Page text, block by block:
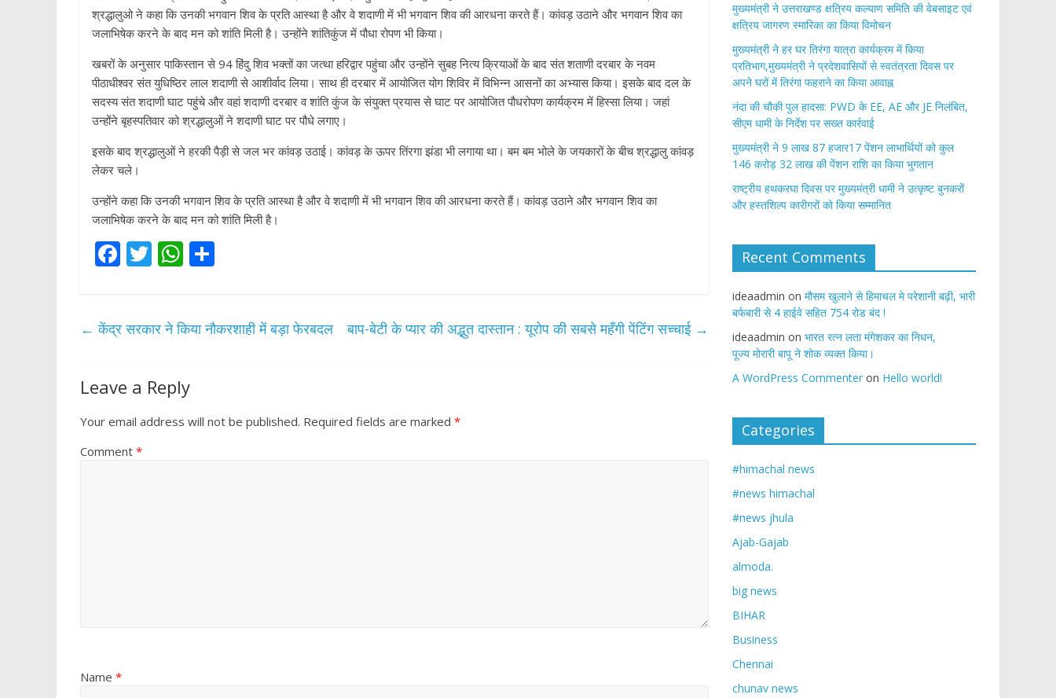
श्रद्धालुओ ने कहा कि उनकी भगवान शिव के प्रति आस्था है और वे शदाणी में भी भगवान शिव की आरधना करते हैं। कांवड़ उठाने और भगवान शिव का
जलाभिषेक करने के बाद मन को शांति मिली है। उन्होंने शांतिकुंज में पौधा रोपण भी किया।
खबरों के अनुसार पाकिस्तान से 94 हिंदु शिव भक्तों का जत्था हरिद्वार पहुंचा और उन्होंने सुबह नित्य क्रियाओं के बाद संत शताणी दरबार के नवम
पीठाधीश्वर संत युधिष्ठिर लाल शदाणी से आशीर्वाद लिया। साथ ही दरबार में आयोजित योग शिविर में विभिन्न आसनों का अभ्यास किया। इसके बाद दल के
सदस्य संत शदाणी घाट पहुंचे और वहां शदाणी दरबार व शांति कुंज के संयुक्त प्रयास से घाट पर आयोजित पौधरोपण कार्यक्रम में हिस्सा लिया। जहां
उन्होंने बृहस्पतिवार को श्रद्धालुओं ने शदाणी घाट पर पौधे लगाए।
इसके बाद श्रद्धालुओं ने हरकी पैड़ी से जल भर कांवड़ उठाई। कांवड़ के ऊपर तिंरगा झंडा भी लगाया था। बम बम भोले के जयकारों के बीच श्रद्धालु कांवड़
लेकर चले।
उन्होंने कहा कि उनकी भगवान शिव के प्रति आस्था है और वे शदाणी में भी भगवान शिव की आरधना करते हैं। कांवड़ उठाने और भगवान शिव का
जलाभिषेक करने के बाद मन को शांति मिली है।
F
b
o
k
T
er
W
s
p
p
e
← केंद्र सरकार ने किया नौकरशाही में बड़ा फेरबदल बाप-बेटी के प्यार की अद्भुत दास्तान : यूरोप की सबसे महँगी पेंटिंग सच्चाई →
Leave a Reply
Your email address will not be published. Required fields are marked *
Comment *
Name *
मुख्यमंत्री ने उत्तराखण्ड क्षत्रिय कल्याण समिति की वेबसाइट एवं
क्षत्रिय जागरण स्मारिका का किया विमोचन
मुख्यमंत्री ने हर घर तिरंगा यात्रा कार्यक्रम में किया
प्रतिभाग,मुख्यमंत्री ने प्रदेशवासियों से स्वतंत्रता दिवस पर
अपने घरों में तिरंगा फहराने का किया आवाह्न
नंदा की चौकी पुल हादसा: PWD के EE, AE और JE निलंबित,
सीएम धामी के निर्देश पर सख्त कार्रवाई
मुख्यमंत्री ने 9 लाख 87 हजार17 पेंशन लाभार्थियों को कुल
146 करोड़ 32 लाख की पेंशन राशि का किया भुगतान
राष्ट्रीय हथकरघा दिवस पर मुख्यमंत्री धामी ने उत्कृष्ट बुनकरों
और हस्तशिल्प कारीगरों को किया सम्मानित
Recent Comments
ideaadmin on मौसम खुलाने से हिमाचल मे परेशानी बढ़ी, भारी
बर्फबारी से 4 हाईवे सहित 754 रोड बंद !
ideaadmin on भारत रत्न लता मंगेशकर का निधन,
पूज्य मोरारी बापू ने शोक व्यक्त किया।
A WordPress Commenter on Hello world!
Categories
#himachal news
#news himachal
#news jhula
Ajab-Gajab
almoda.
big news
BIHAR
Business
Chennai
chunav news